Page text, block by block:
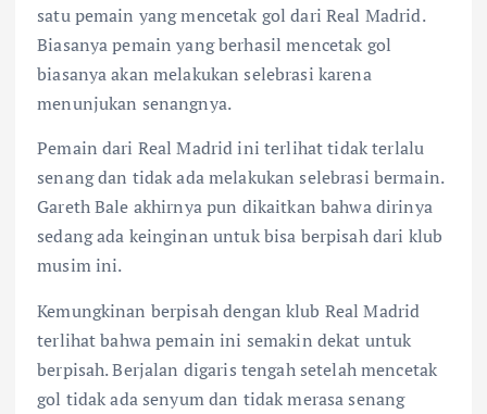
satu pemain yang mencetak gol dari Real Madrid.
Biasanya pemain yang berhasil mencetak gol
biasanya akan melakukan selebrasi karena
menunjukan senangnya.
Pemain dari Real Madrid ini terlihat tidak terlalu
senang dan tidak ada melakukan selebrasi bermain.
Gareth Bale akhirnya pun dikaitkan bahwa dirinya
sedang ada keinginan untuk bisa berpisah dari klub
musim ini.
Kemungkinan berpisah dengan klub Real Madrid
terlihat bahwa pemain ini semakin dekat untuk
berpisah. Berjalan digaris tengah setelah mencetak
gol tidak ada senyum dan tidak merasa senang